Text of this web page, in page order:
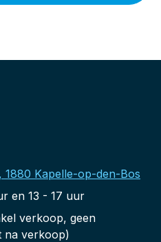
1880 Kapelle-op-den-Bos
en 13 - 17 uur
verkoop, geen
na verkoop)